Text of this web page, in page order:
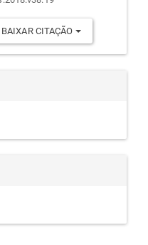
BAIXAR CITAÇÃO